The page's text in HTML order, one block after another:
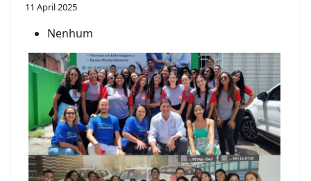
11 April 2025
Nenhum